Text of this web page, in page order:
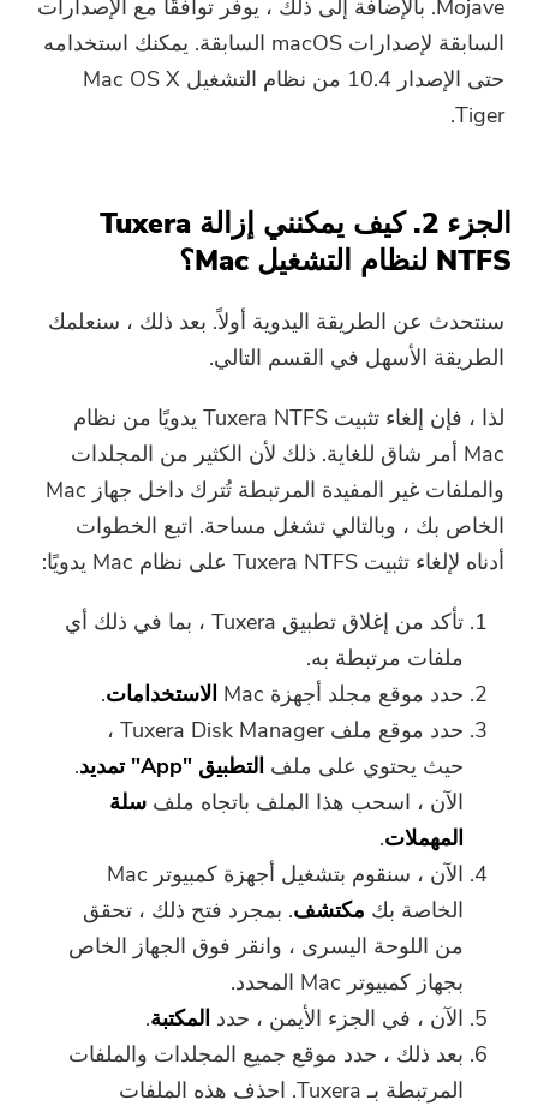
Mojave. بالإضافة إلى ذلك ، يوفر توافقًا مع الإصدارات
السابقة لإصدارات macOS السابقة. يمكنك استخدامه
حتى الإصدار 10.4 من نظام التشغيل Mac OS X
Tiger.
الجزء 2. كيف يمكنني إزالة Tuxera
NTFS لنظام التشغيل Mac؟
سنتحدث عن الطريقة اليدوية أولاً. بعد ذلك ، سنعلمك
الطريقة الأسهل في القسم التالي.
لذا ، فإن إلغاء تثبيت Tuxera NTFS يدويًا من نظام
Mac أمر شاق للغاية. ذلك لأن الكثير من المجلدات
والملفات غير المفيدة المرتبطة تُترك داخل جهاز Mac
الخاص بك ، وبالتالي تشغل مساحة. اتبع الخطوات
أدناه لإلغاء تثبيت Tuxera NTFS على نظام Mac يدويًا:
تأكد من إغلاق تطبيق Tuxera ، بما في ذلك أي
ملفات مرتبطة به.
حدد موقع مجلد أجهزة Mac
الاستخدامات.
حدد موقع ملف Tuxera Disk Manager ،
حيث يحتوي على ملف التطبيق "App" تمديد.
الآن ، اسحب هذا الملف باتجاه ملفسلة
المهملات.
الآن ، سنقوم بتشغيل أجهزة كمبيوتر Mac
الخاصة بك مكتشف. بمجرد فتح ذلك ، تحقق
من اللوحة اليسرى ، وانقر فوق الجهاز الخاص
بجهاز كمبيوتر Mac المحدد.
الآن ، في الجزء الأيمن ، حدد المكتبة.
بعد ذلك ، حدد موقع جميع المجلدات والملفات
المرتبطة بـ Tuxera. احذف هذه الملفات